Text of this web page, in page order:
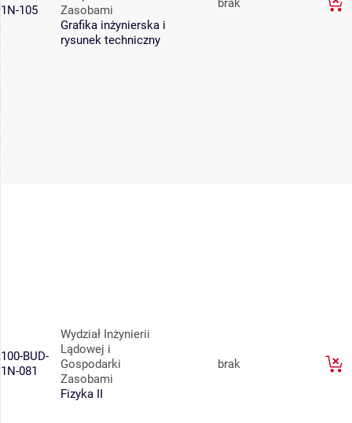
1N-105
Zasobami
Grafika inżynierska i
rysunek techniczny
brak
100-BUD-
1N-081
Wydział Inżynierii
Lądowej i
Gospodarki
Zasobami
Fizyka II
brak